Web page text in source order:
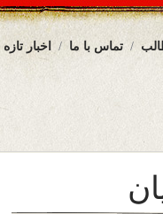
اخبار تازه تماس با ما